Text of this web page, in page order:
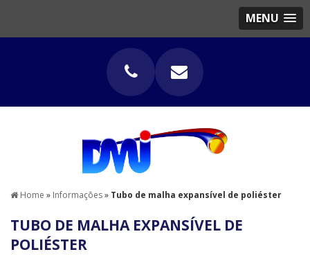
MENU
Home » Informações» Tubo de malha expansível de poliéster
TUBO DE MALHA EXPANSÍVEL DE
POLIÉSTER